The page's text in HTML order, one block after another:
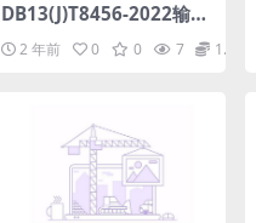
DB13(J)T8456-2022输变
电工程消防验收标准(2.95
MB)pdf
2 年前 0 0 7 1.98